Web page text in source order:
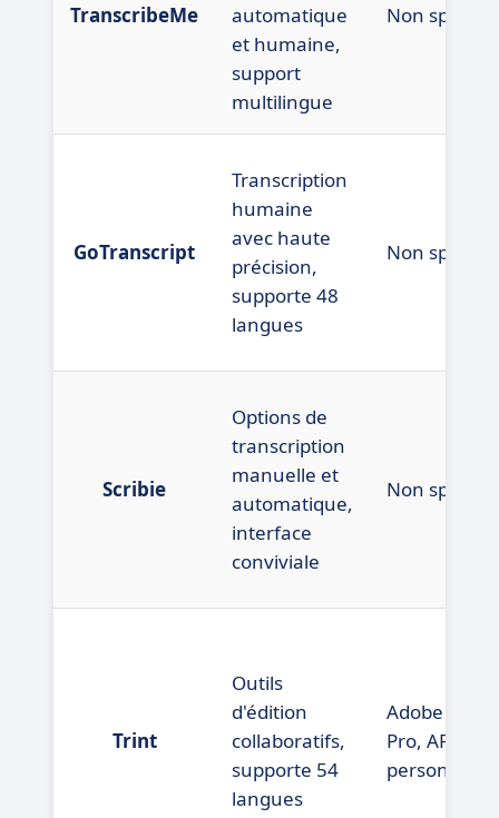
TranscribeMe
automatique
et humaine,
support
multilingue
Non
GoTranscript
Transcription
humaine
avec haute
précision,
supporte 48
langues
Non
Scribie
Options de
transcription
manuelle et
automatique,
interface
conviviale
Non
Trint
Outils
d'édition
collaboratifs,
supporte 54
langues
Adobe
Pro, API